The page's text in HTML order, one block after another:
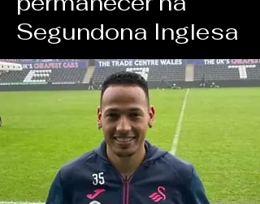
Segundona Inglesa